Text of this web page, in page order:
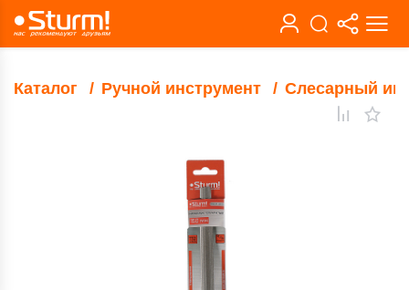
Каталог Ручной инструмент Слесарный